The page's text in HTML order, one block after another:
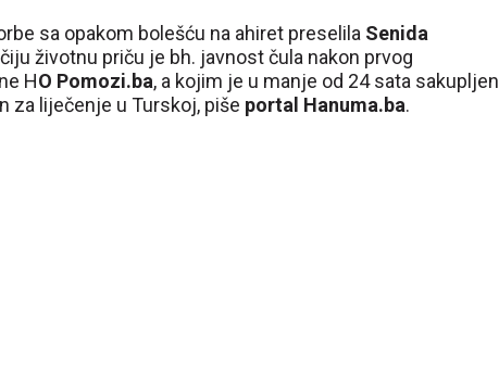
sa opakom bolešću na ahiret preselila Senida
životnu priču je bh. javnost čula nakon prvog
HO Pomozi.ba, a kojim je u manje od 24 sata sakupljen
za liječenje u Turskoj, piše portal Hanuma.ba.